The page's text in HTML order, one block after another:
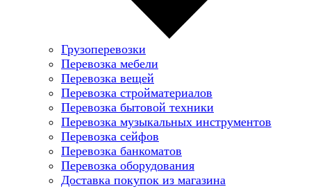
Грузоперевозки
Перевозка мебели
Перевозка вещей
Перевозка стройматериалов
Перевозка бытовой техники
Перевозка музыкальных инструментов
Перевозка сейфов
Перевозка банкоматов
Перевозка оборудования
Доставка покупок из магазина